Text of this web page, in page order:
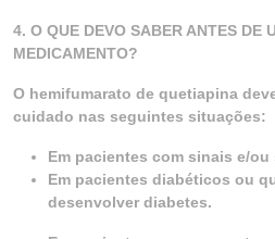
4. O QUE DEVO SABER ANTES DE
MEDICAMENTO?
O hemifumarato de quetiapina
cuidado nas seguintes situações:
Em pacientes com sinais e/
Em pacientes diabéticos ou
desenvolver diabetes.